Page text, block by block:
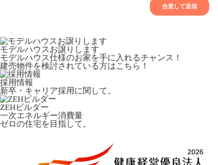
モデルハウスお譲りします
モデルハウス仕様のお家を手に入れるチャンス！
建売物件を検討されている方はこちら！
採用情報
新卒・キャリア採用に関して。
ZEHビルダー
一次エネルギー消費量
ゼロの住宅を目指して。